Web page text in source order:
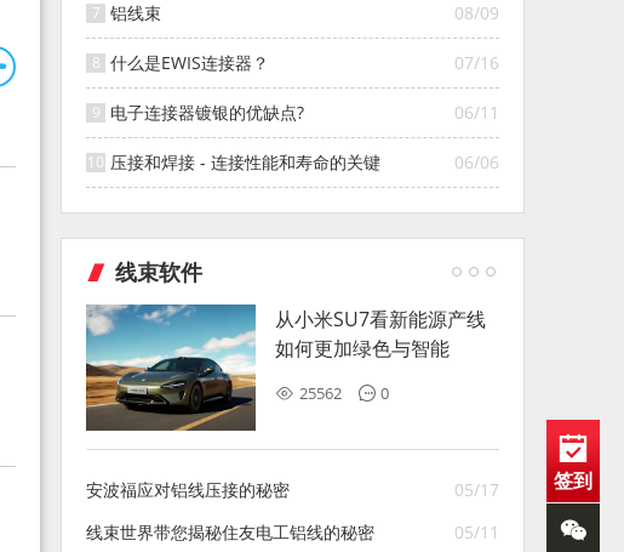
08/09
铝线束
07/16
什么是EWIS连接器？
06/11
电子连接器镀银的优缺点?
06/06
压接和焊接 - 连接性能和寿命的关键
线束软件
从小米SU7看新能源产线
如何更加绿色与智能
25562 0
05/17
安波福应对铝线压接的秘密
05/11
线束世界带您揭秘住友电工铝线的秘密
签到